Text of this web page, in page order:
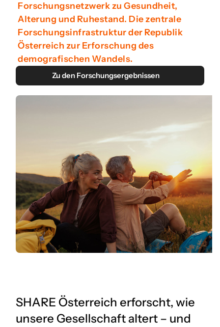
Forschungsnetzwerk zu Gesundheit,
Alterung und Ruhestand. Die zentrale
Forschungsinfrastruktur der Republik
Österreich zur Erforschung des
demografischen Wandels.
Zu den Forschungsergebnissen
SHARE Österreich erforscht, wie
unsere Gesellschaft altert – und